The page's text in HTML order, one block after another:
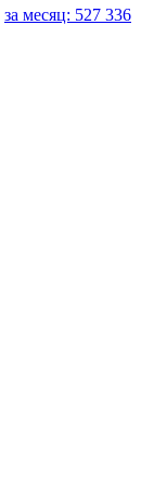
за месяц: 527 336